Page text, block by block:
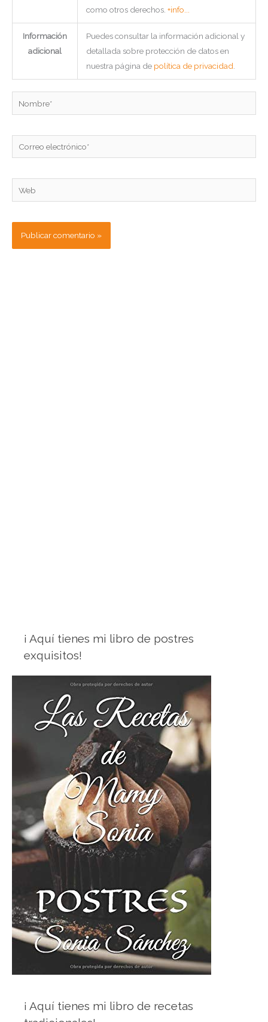
como otros derechos. +info...
Información
adicional
Puedes consultar la información adicional y
detallada sobre protección de datos en
nuestra página de política de privacidad
Nombre*
electrónico*
¡ Aquí tienes mi libro de postres
exquisitos!
¡ Aquí tienes mi libro de recetas